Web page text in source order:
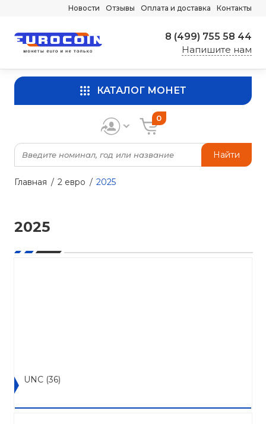
Новости Отзывы Оплата и доставка Контакты
8 (499) 755 58 44
Напишите нам
КАТАЛОГ МОНЕТ
Найти
0
Главная 2 евро 2025
2025
UNC (36)